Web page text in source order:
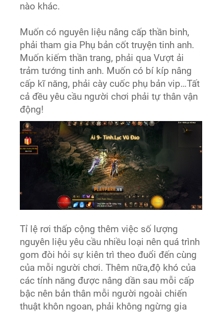
nào khác.
Muốn có nguyên liệu nâng cấp thần binh,
phải tham gia Phụ bản cốt truyện tinh anh.
Muốn kiếm thần trang, phải qua Vượt ải
trảm tướng tinh anh. Muốn có bí kíp nâng
cấp kĩ năng, phải cày cuốc phụ bản vip…Tất
cả đều yêu cầu người chơi phải tự thân vận
động!
Tỉ lệ rơi thấp cộng thêm việc số lượng
nguyên liệu yêu cầu nhiều loại nên quá trình
gom đòi hỏi sự kiên trì theo đuổi đến cùng
của mỗi người chơi. Thêm nữa,độ khó của
các tính năng được nâng dần sau mỗi cấp
bậc nên bản thân mỗi người ngoài chiến
thuật khôn ngoan, phải không ngừng gia